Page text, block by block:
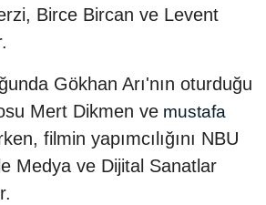
Birce Bircan ve Levent
Gökhan Arı'nın oturduğu
Mert Dikmen ve mustafa
filmin yapımcılığını NBU
Medya ve Dijital Sanatlar